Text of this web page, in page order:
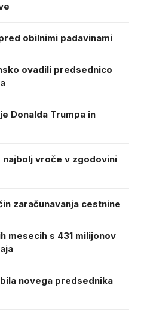
obilnimi padavinami
ovadili predsednico
Donalda Trumpa in
vroče v zgodovini
zaračunavanja cestnine
mesecih s 431 milijonov
novega predsednika